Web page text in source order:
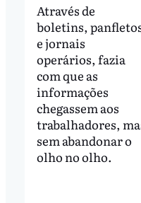
Através de
boletins,
e jornais
operários, fazia
com que as
informações
chegassem aos
trabalhadores,
sem abandonar o
olho no olho.